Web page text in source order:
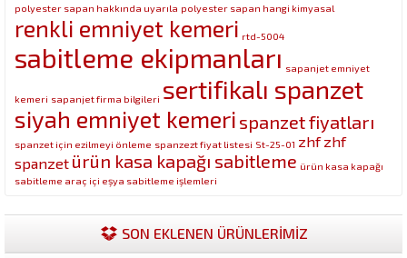
polyester sapan hakkında uyarıla polyester sapan hangi kimyasal
renkli emniyet kemeri rtd-5004
sabitleme ekipmanları sapanjet emniyet
kemeri sapanjet firma bilgileri sertifikalı spanzet
siyah emniyet kemeri spanzet fiyatları
spanzet için ezilmeyi önleme spanzezt fiyat listesi St-25-01 zhf zhf
spanzet ürün kasa kapağı sabitleme ürün kasa kapağı
sabitleme araç içi eşya sabitleme işlemleri
SON EKLENEN ÜRÜNLERİMİZ